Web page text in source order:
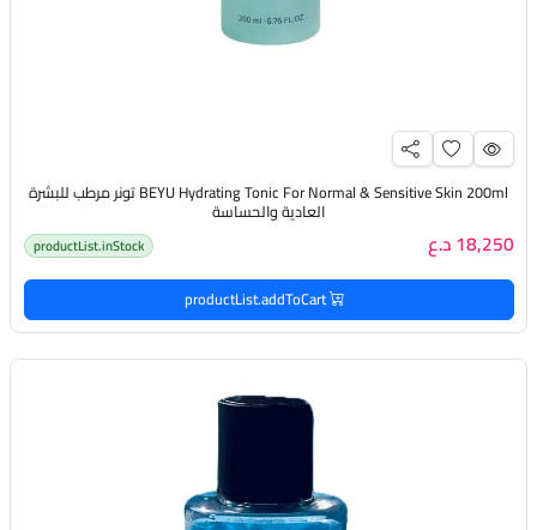
BEYU Hydrating Tonic For Normal & Sensitive Skin 200ml تونر مرطب للبشرة
العادية والحساسة
18,250 د.ع productList.inStock
productList.addToCart